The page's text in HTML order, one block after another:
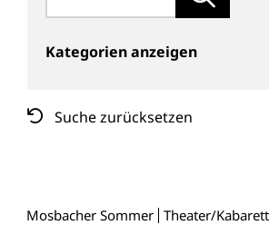
Kategorien anzeigen
Suche zurücksetzen
Mosbacher Sommer Theater/